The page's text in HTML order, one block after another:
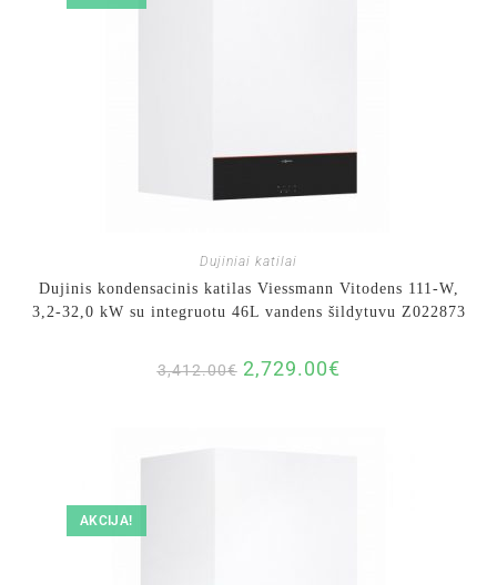
Dujiniai katilai
Dujinis kondensacinis katilas Viessmann Vitodens 111-W,
3,2-32,0 kW su integruotu 46L vandens šildytuvu Z022873
3,412.00€ 2,729.00€
AKCIJA!